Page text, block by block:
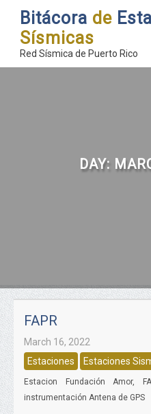
Bitácora de
Sísmicas
Red Sísmica de Puerto Rico
DAY:
FAPR
March 16, 2022
Estaciones
Estaciones
Estacion Fundación Amor,
instrumentación Antena de GPS